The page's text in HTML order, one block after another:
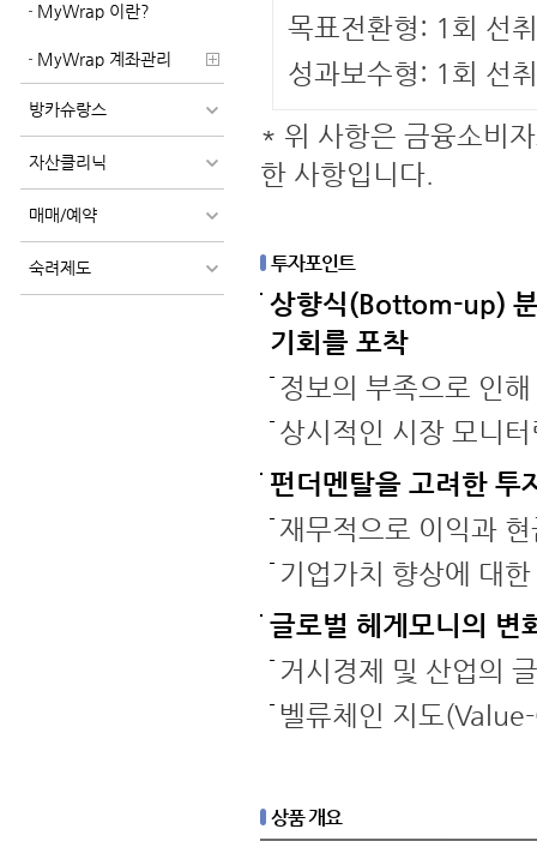
MyWrap 이란?
MyWrap 계좌관리
방카슈랑스
자산클리닉
매매/예약
숙려제도
목표전환형: 1회 선
성과보수형: 1회 선
* 위 사항은 금융소비
한 사항입니다.
투자포인트
상향식(Bottom-up)
기회를 포착
정보의 부족으로 인
상시적인 시장 모니
펀더멘탈을 고려한 투
재무적으로 이익과
기업가치 향상에 대
글로벌 헤게모니의 변
거시경제 및 산업의
벨류체인 지도
상품 개요